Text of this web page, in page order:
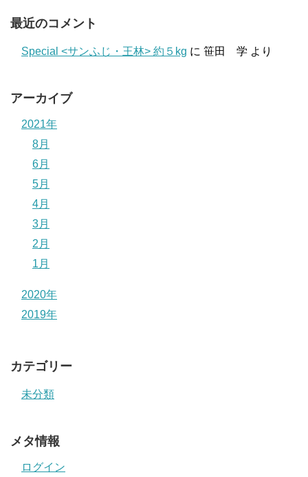
最近のコメント
Special <サンふじ・王林> 約５kg に 笹田 学 より
アーカイブ
2021年
8月
6月
5月
4月
3月
2月
1月
2020年
2019年
カテゴリー
未分類
メタ情報
ログイン